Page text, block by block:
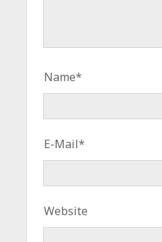
Name*
E-Mail*
Website